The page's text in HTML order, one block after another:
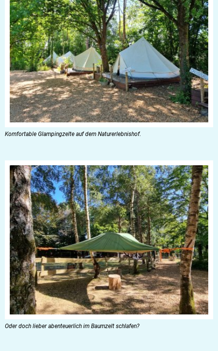
Komfortable Glampingzelte auf dem Naturerlebnishof.
Oder doch lieber abenteuerlich im Baumzelt schlafen?